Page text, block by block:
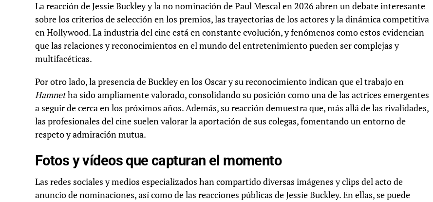
La reacción de Jessie Buckley y la no nominación de Paul Mescal en 2026 abren un debate interesante
sobre los criterios de selección en los premios, las trayectorias de los actores y la dinámica competitiva
en Hollywood. La industria del cine está en constante evolución, y fenómenos como estos evidencian
que las relaciones y reconocimientos en el mundo del entretenimiento pueden ser complejas y
multifacéticas.
Por otro lado, la presencia de Buckley en los Oscar y su reconocimiento indican que el trabajo en
Hamnetha sido ampliamente valorado, consolidando su posición como una de las actrices emergentes
a seguir de cerca en los próximos años. Además, su reacción demuestra que, más allá de las rivalidades,
las profesionales del cine suelen valorar la aportación de sus colegas, fomentando un entorno de
respeto y admiración mutua.
Fotos y vídeos que capturan el momento
Las redes sociales y medios especializados han compartido diversas imágenes y clips del acto de
anuncio de nominaciones, así como de las reacciones públicas de Jessie Buckley. En ellas, se puede